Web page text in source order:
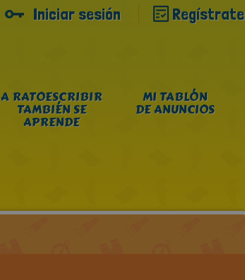
Iniciar sesión Regístrate
A RATOESCRIBIR
TAMBIÉN SE
APRENDE
MI TABLÓN
DE ANUNCIOS